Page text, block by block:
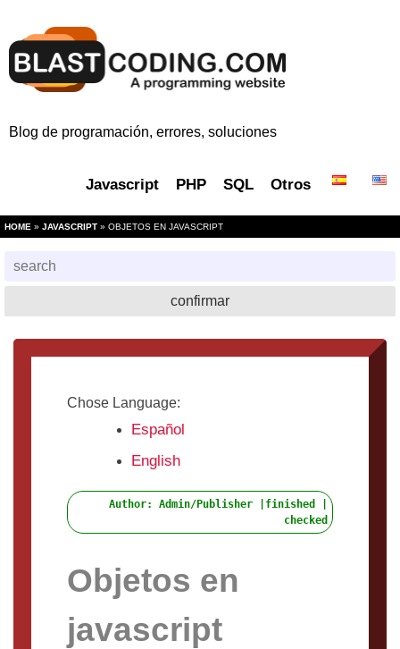
Blog de programación, errores, soluciones
Javascript PHP SQL Otros
HOME » JAVASCRIPT » OBJETOS EN JAVASCRIPT
Chose Language:
Español
English
Author: Admin/Publisher |finished |
checked
Objetos en
javascript